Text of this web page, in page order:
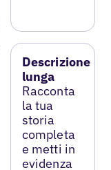
Descrizione
lunga
Racconta
la tua
storia
completa
e metti in
evidenza